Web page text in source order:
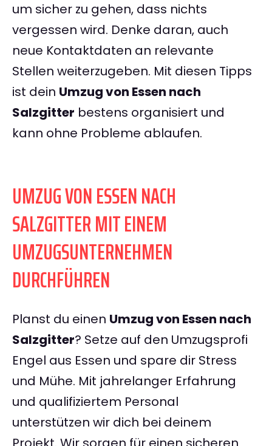
um sicher zu gehen, dass nichts
vergessen wird. Denke daran, auch
neue Kontaktdaten an relevante
Stellen weiterzugeben. Mit diesen Tipps
ist dein Umzug von Essen nach
Salzgitter bestens organisiert und
kann ohne Probleme ablaufen.
UMZUG VON ESSEN NACH
SALZGITTER MIT EINEM
UMZUGSUNTERNEHMEN
DURCHFÜHREN
Planst du einen Umzug von Essen nach
Salzgitter? Setze auf den Umzugsprofi
Engel aus Essen und spare dir Stress
und Mühe. Mit jahrelanger Erfahrung
und qualifiziertem Personal
unterstützen wir dich bei deinem